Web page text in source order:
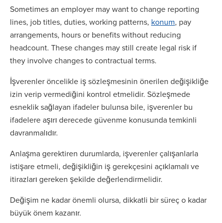
Sometimes an employer may want to change reporting
lines, job titles, duties, working patterns, konum, pay
arrangements, hours or benefits without reducing
headcount. These changes may still create legal risk if
they involve changes to contractual terms.
İşverenler öncelikle iş sözleşmesinin önerilen değişikliğe
izin verip vermediğini kontrol etmelidir. Sözleşmede
esneklik sağlayan ifadeler bulunsa bile, işverenler bu
ifadelere aşırı derecede güvenme konusunda temkinli
davranmalıdır.
Anlaşma gerektiren durumlarda, işverenler çalışanlarla
istişare etmeli, değişikliğin iş gerekçesini açıklamalı ve
itirazları gereken şekilde değerlendirmelidir.
Değişim ne kadar önemli olursa, dikkatli bir süreç o kadar
büyük önem kazanır.